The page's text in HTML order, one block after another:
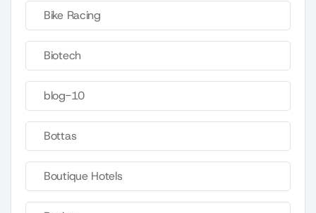
Bike Racing
Biotech
blog-10
Bottas
Boutique Hotels